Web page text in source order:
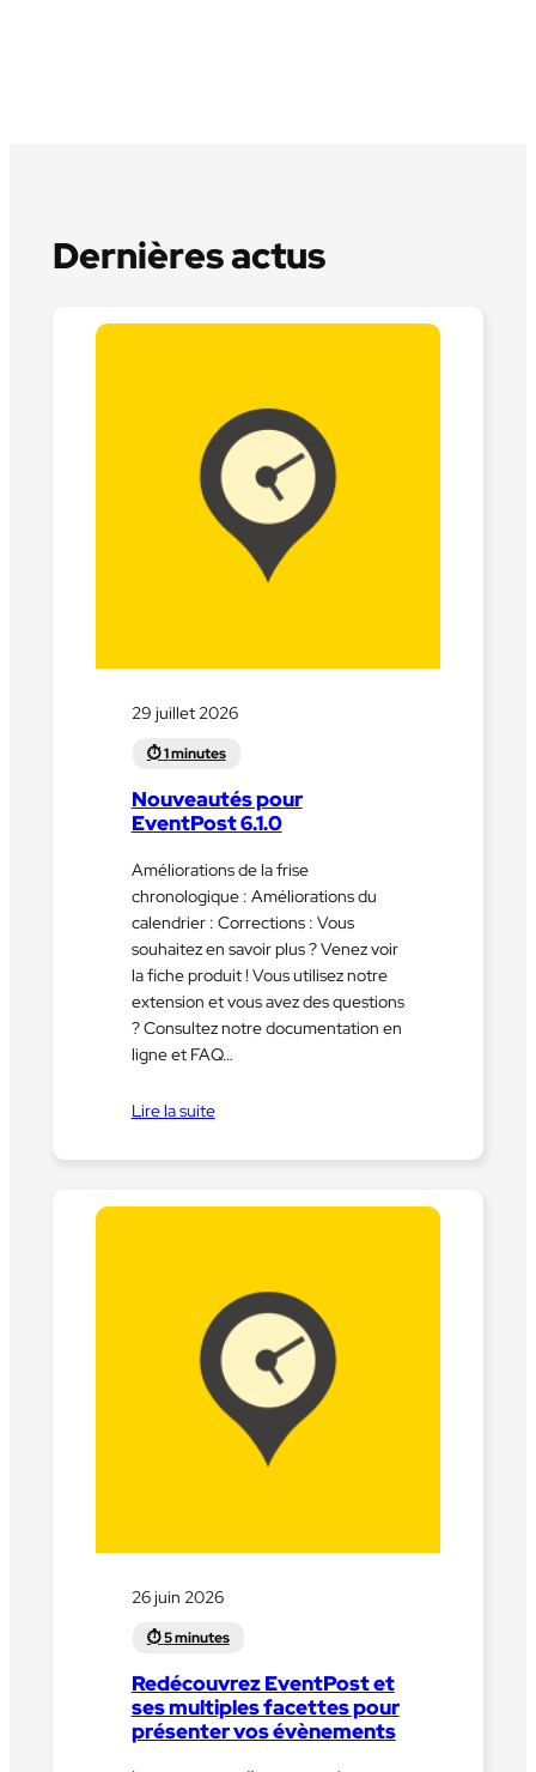
Dernières actus
29 juillet 2026
Nouveautés pour
EventPost 6.1.0
Améliorations de la frise
chronologique : Améliorations du
calendrier : Corrections : Vous
souhaitez en savoir plus ? Venez voir
la fiche produit ! Vous utilisez notre
extension et vous avez des questions
? Consultez notre documentation en
ligne et FAQ…
Lire la suite
26 juin 2026
Redécouvrez EventPost et
ses multiples facettes pour
présenter vos évènements